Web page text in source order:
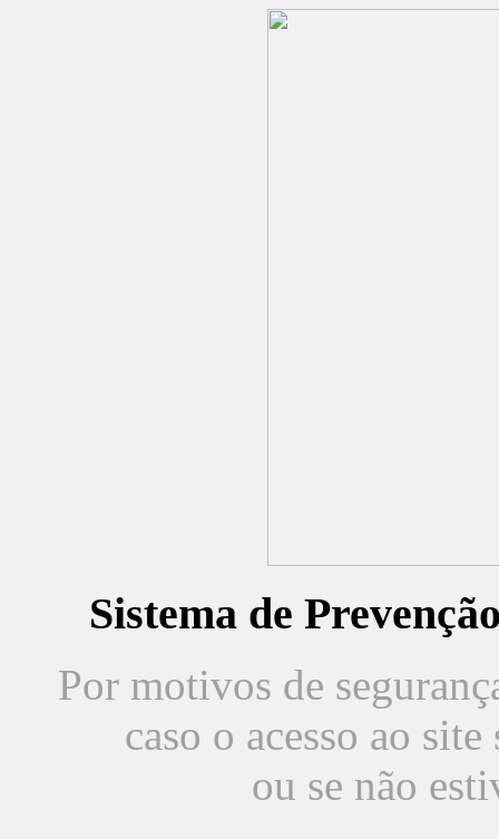
Sistema de
Por motivos de
caso o acesso ao
ou se não